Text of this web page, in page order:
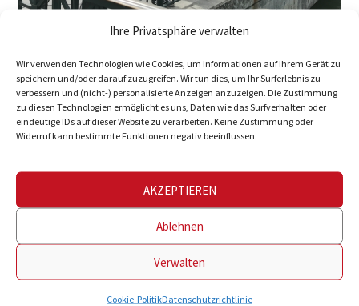
Ihre Privatsphäre verwalten
Wir verwenden Technologien wie Cookies, um Informationen auf Ihrem Gerät zu
speichern und/oder darauf zuzugreifen. Wir tun dies, um Ihr Surferlebnis zu
verbessern und (nicht-) personalisierte Anzeigen anzuzeigen. Die Zustimmung
zu diesen Technologien ermöglicht es uns, Daten wie das Surfverhalten oder
eindeutige IDs auf dieser Website zu verarbeiten. Keine Zustimmung oder
Widerruf kann bestimmte Funktionen negativ beeinflussen.
AKZEPTIEREN
Ablehnen
Verwalten
Cookie-PolitikDatenschutzrichtlinie